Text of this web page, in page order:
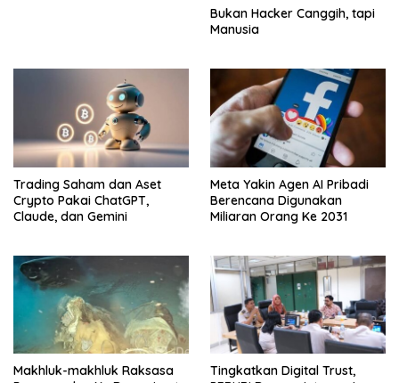
Bukan Hacker Canggih, tapi
Manusia
Trading Saham dan Aset
Crypto Pakai ChatGPT,
Claude, dan Gemini
Meta Yakin Agen AI Pribadi
Berencana Digunakan
Miliaran Orang Ke 2031
Makhluk-makhluk Raksasa
Tingkatkan Digital Trust,